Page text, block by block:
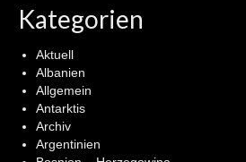
Kategorien
Aktuell
Albanien
Allgemein
Antarktis
Archiv
Argentinien